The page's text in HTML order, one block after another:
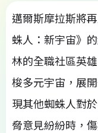
邁爾斯摩拉斯將
蛛人：新宇宙》
林的全職社區英
梭多元宇宙，展
現其他蜘蛛人對
脅意見紛紛時，